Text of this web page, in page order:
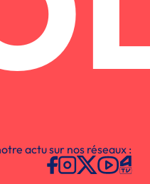
actu sur nos réseaux :